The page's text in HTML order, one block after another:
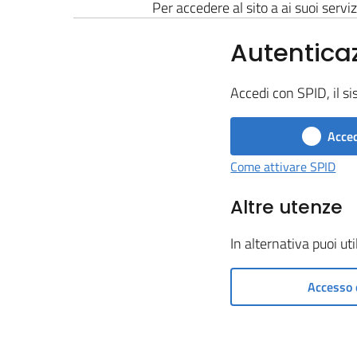
Per accedere al sito a ai suoi
Accedi con SPID, il
Come attivare SPID
Altre utenze
In alternativa puoi